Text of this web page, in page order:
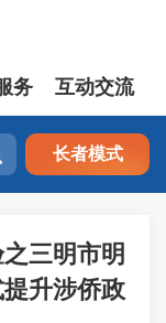
务 互动交流
长者模式
三明市明
升涉侨政